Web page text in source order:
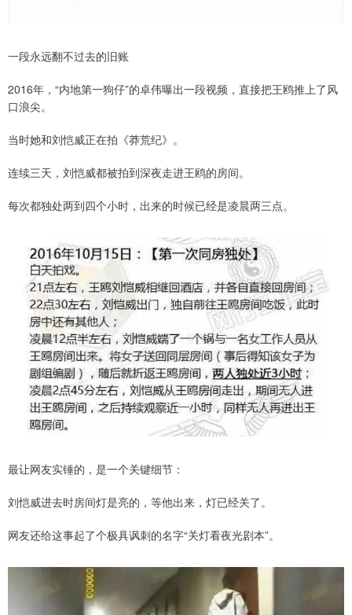
一段永远翻不过去的旧账
2016年，“内地第一狗仔”的卓伟曝出一段视频，直接把王鸥推上了风
口浪尖。
当时她和刘恺威正在拍《莽荒纪》。
连续三天，刘恺威都被拍到深夜走进王鸥的房间。
每次都独处两到四个小时，出来的时候已经是凌晨两三点。
最让网友实锤的，是一个关键细节：
刘恺威进去时房间灯是亮的，等他出来，灯已经关了。
网友还给这事起了个极具讽刺的名字“关灯看夜光剧本”。